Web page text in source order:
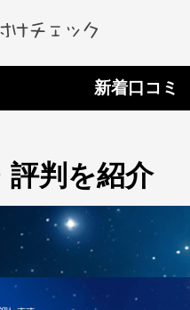
新着口コミ
評判を紹介